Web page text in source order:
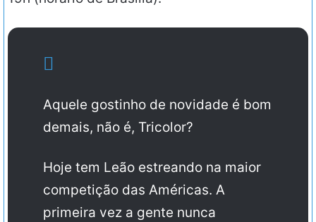
Aquele gostinho de novidade é bom
demais, não é, Tricolor?
Hoje tem Leão estreando na maior
competição das Américas. A
primeira vez a gente nunca